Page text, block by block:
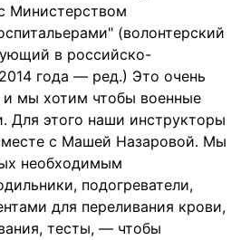
Министерством
(волонтерский
в российско-
года — ред.) Это очень
и мы хотим чтобы военные
Для этого наши инструкторы
с Машей Назаровой. Мы
необходимым
подогреватели,
для переливания крови,
тесты, — чтобы